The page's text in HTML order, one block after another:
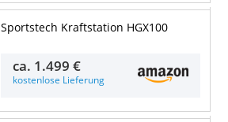
Sportstech Kraftstation HGX100
ca. 1.499 €
kostenlose Lieferung